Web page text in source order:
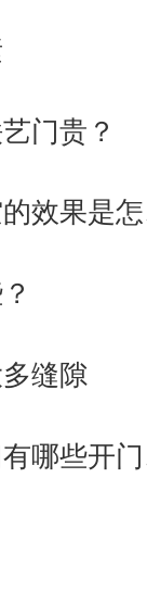
门贵？
的效果是
缝隙
有哪些开